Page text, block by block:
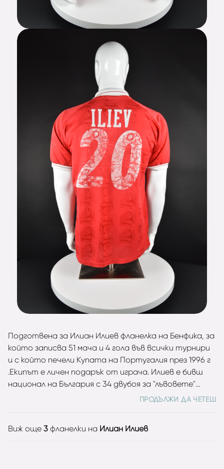
Подготвена за Илиан Илиев фланелка на Бенфика, за
който записва 51 мача и 4 гола във всички турнири
и с който печели Купата на Португалия през 1996 г
.Екипът е личен подарък от играча. Илиев е бивш
национал на България с 34 двубоя за "лъвовете"
между 1991 и 2000 и 3 попадения. Участник е на
Трикратен шампион на страната (1993, 1994, 1995) и
ПРОДЪЛЖИ ДА ЧЕТЕШ
Виж още 3 фланелки на Илиан Илиев